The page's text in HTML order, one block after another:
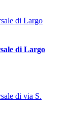
di Largo